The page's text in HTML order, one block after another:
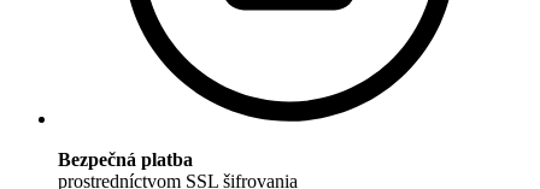
Bezpečná platba
prostredníctvom SSL šifrovania